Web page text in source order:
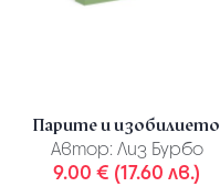
Парите и изобилието
Автор: Лиз Бурбо
9.00 € (17.60 лв.)